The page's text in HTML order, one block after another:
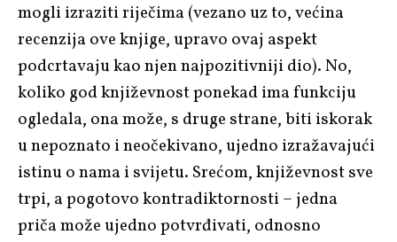
mogli izraziti riječima (vezano uz to, većina
recenzija ove knjige, upravo ovaj aspekt
podcrtavaju kao njen najpozitivniji dio). No,
koliko god književnost ponekad ima funkciju
ogledala, ona može, s druge strane, biti iskorak
u nepoznato i neočekivano, ujedno izražavajući
istinu o nama i svijetu. Srećom, književnost sve
trpi, a pogotovo kontradiktornosti – jedna
priča može ujedno potvrđivati, odnosno